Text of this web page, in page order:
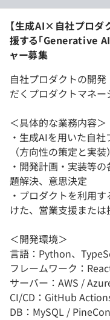
【生成AI×自社プロダ
援する「Generative
ャー募集
自社プロダクトの開
だくプロダクトマネー
＜具体的な業務内容＞
・生成AIを用いた自
（方向性の策定と実装）
・開発計画・実装等
題解決、意思決定
・プロダクトを利用
けた、営業支援または
＜開発環境＞
言語：Python、
フレームワーク：
サーバー：AWS /
CI/CD：GitHub
DB：MySQL /